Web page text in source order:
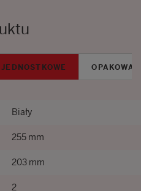
Biały
255 mm
203 mm
2